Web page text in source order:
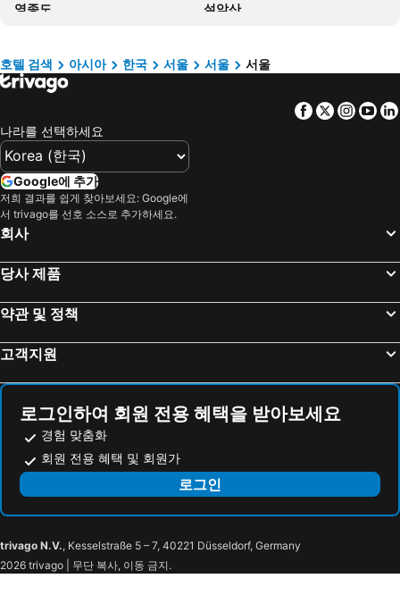
Hotel The Botanik Sewoon Myeongdong
토요코 인 동대문
호텔 국도
W 서울 워커힐
롯데 호텔 서울
솔라리아 니시테츠 호텔 서울 명동
JW 메리어트 호텔 서울
The Stay Classic Hotel Myeongdong
Nine Tree by Parnas Seoul Dongdaemun
호텔 밀리오레 서울
ibis Ambassador Seoul Insadong
ibis Styles Ambassador Seoul Gangnam
뉴서울 호텔
Hotel Gracery Seoul
Toyoko Inn Seoul Yeongdeungpo
Hoegi E Motel Seoul
31페이지
Anook Hotel Cheongnyangni
Stay Passport Express Gyeongseong Cheongnyangni
라하
Navi Hotel
Maison Kan Hotel Dongdaemun
영종도
설악산
명동
망상 해수욕장
강남구
용산역
킨텍스
송도
잠실 야구경기장
월미도
마포구
경포해수욕장
수원역
인사동
잠실종합운동장
라까사호텔 광명
송파구
동대문시장
동대문시장
서초구
구로구
서울
East gate
창덕궁
창경궁
호텔 검색 아시아 한국 서울 서울 서울
Facebook
Twitter
나라를 선택하세요
Google에 추가
저희 결과를 쉽게 찾아보세요: Google에
서 trivago를 선호 소스로 추가하세요.
회사
당사 제품
약관 및 정책
고객지원
로그인하여 회원 전용 혜택을 받아보세요
경험 맞춤화
회원 전용 혜택 및 회원가
로그인
trivago N.V., Kesselstraße 5 – 7, 40221 Düsseldorf, Germany
2026 trivago | 무단 복사, 이동 금지.